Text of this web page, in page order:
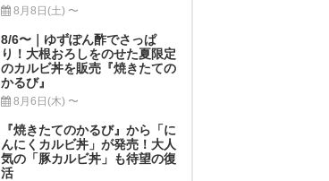
8月8日(土) 〜
8/6〜｜ゆずぽん酢でさっぱ
り！大根おろしをのせた夏限定
のカルビ丼を販売『焼きたての
かるび』
8月6日(木) 〜
『焼きたてのかるび』から「に
んにくカルビ丼」が発売！大人
気の「豚カルビ丼」も待望の復
活